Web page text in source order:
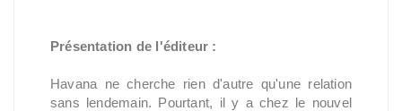
Présentation de l'éditeur :
Havana ne cherche rien d'autre qu'une relation
sans lendemain. Pourtant, il y a chez le nouvel